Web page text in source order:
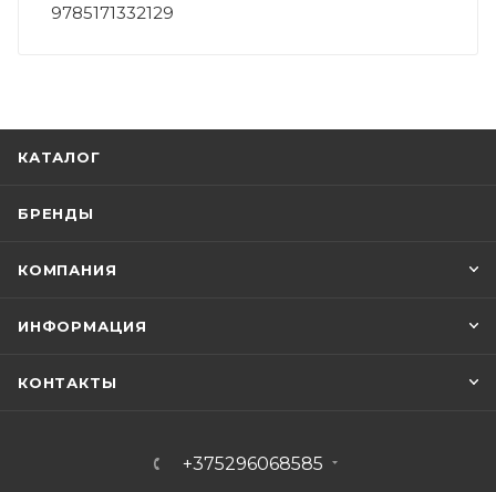
9785171332129
КАТАЛОГ
БРЕНДЫ
КОМПАНИЯ
ИНФОРМАЦИЯ
КОНТАКТЫ
+375296068585